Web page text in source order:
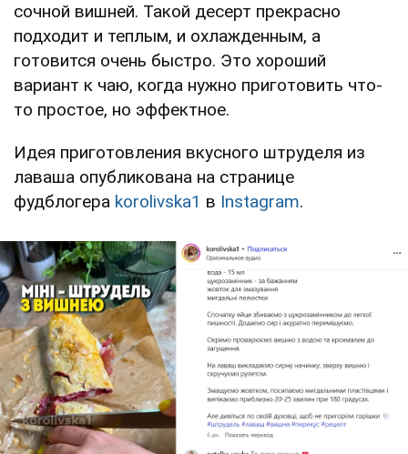
сочной вишней. Такой десерт прекрасно
подходит и теплым, и охлажденным, а
готовится очень быстро. Это хороший
вариант к чаю, когда нужно приготовить что-
то простое, но эффектное.
Идея приготовления вкусного штруделя из
лаваша опубликована на странице
фудблогера korolivska1 в Instagram.